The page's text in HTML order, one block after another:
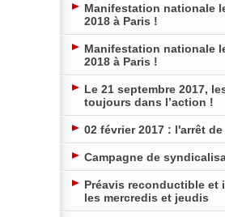
Manifestation nationale
2018 à Paris !
Manifestation nationale
2018 à Paris !
Le 21 septembre 2017,
toujours dans l’action !
02 février 2017 : l'arrêt
Campagne de
Préavis reconductible et
les mercredis et jeudis